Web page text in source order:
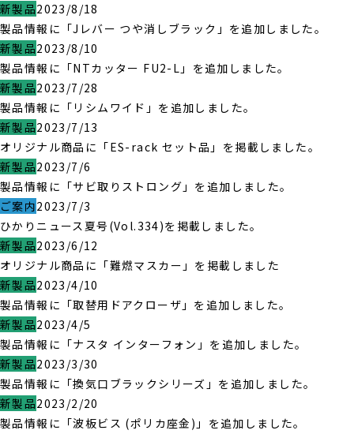
新製品2023/8/18
製品情報に「Jレバー つや消しブラック」を追加しました。
新製品2023/8/10
製品情報に「NTカッター FU2-L」を追加しました。
新製品2023/7/28
製品情報に「リシムワイド」を追加しました。
新製品2023/7/13
オリジナル商品に「ES-rack セット品」を掲載しました。
新製品2023/7/6
製品情報に「サビ取りストロング」を追加しました。
ご案内2023/7/3
ひかりニュース夏号(Vol.334)を掲載しました。
新製品2023/6/12
オリジナル商品に「難燃マスカー」を掲載しました
新製品2023/4/10
製品情報に「取替用ドアクローザ」を追加しました。
新製品2023/4/5
製品情報に「ナスタ インターフォン」を追加しました。
新製品2023/3/30
製品情報に「換気口ブラックシリーズ」を追加しました。
新製品2023/2/20
製品情報に「波板ビス (ポリカ座金)」を追加しました。